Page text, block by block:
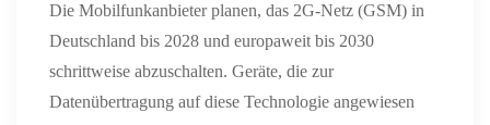
Die Mobilfunkanbieter planen, das 2G-Netz (GSM) in
Deutschland bis 2028 und europaweit bis 2030
schrittweise abzuschalten. Geräte, die zur
Datenübertragung auf diese Technologie angewiesen